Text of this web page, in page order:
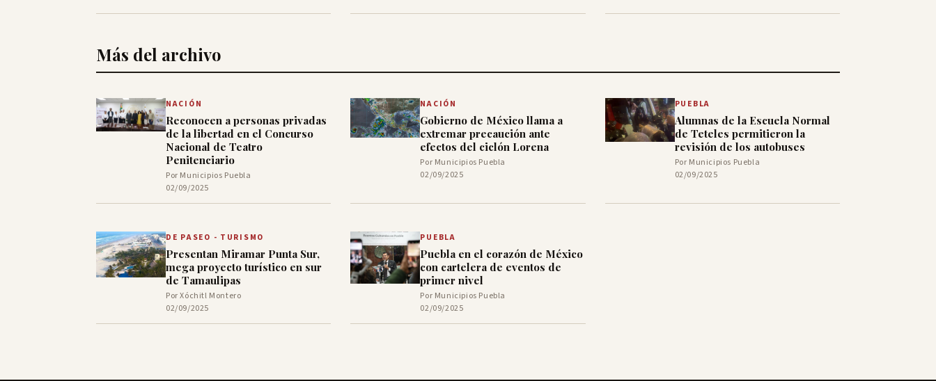
Más del archivo
NACIÓN
Reconocen a personas privadas
de la libertad en el Concurso
Nacional de Teatro
Penitenciario
Por Municipios Puebla
02/09/2025
NACIÓN
Gobierno de México llama a
extremar precaución ante
efectos del ciclón Lorena
Por Municipios Puebla
02/09/2025
PUEBLA
Alumnas de la Escuela Normal
de Teteles permitieron la
revisión de los autobuses
Por Municipios Puebla
02/09/2025
DE PASEO - TURISMO
Presentan Miramar Punta Sur,
mega proyecto turístico en sur
de Tamaulipas
Por Xóchitl Montero
02/09/2025
PUEBLA
Puebla en el corazón de México
con cartelera de eventos de
primer nivel
Por Municipios Puebla
02/09/2025